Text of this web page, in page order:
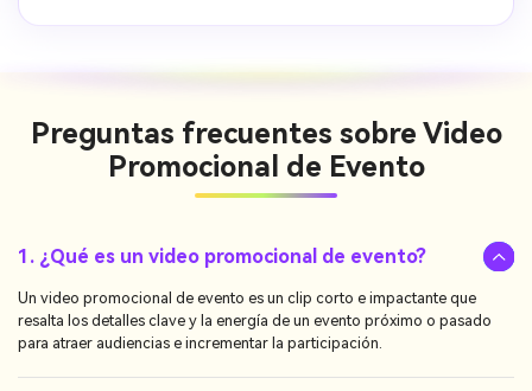
Preguntas frecuentes sobre Video
Promocional de Evento
1. ¿Qué es un video promocional de evento?
Un video promocional de evento es un clip corto e impactante que
resalta los detalles clave y la energía de un evento próximo o pasado
para atraer audiencias e incrementar la participación.